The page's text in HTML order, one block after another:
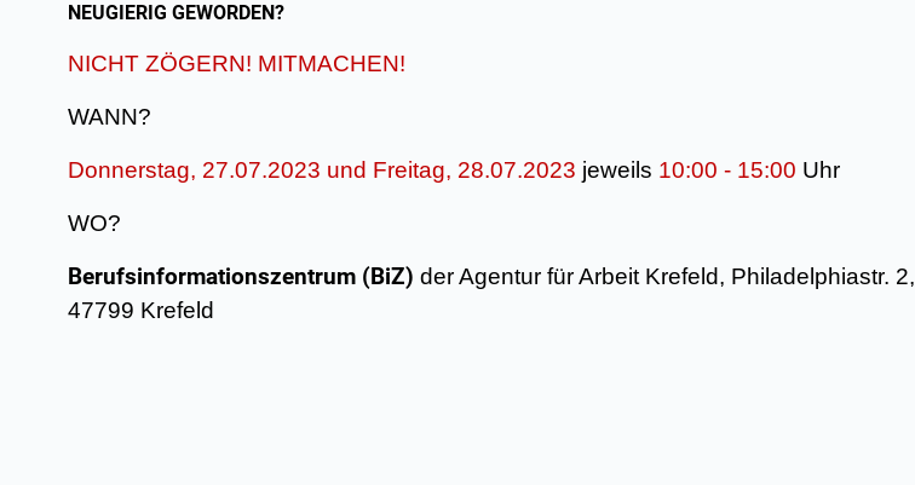
NEUGIERIG GEWORDEN?
NICHT ZÖGERN! MITMACHEN!
WANN?
Donnerstag, 27.07.2023 und Freitag, 28.07.2023 jeweils 10:00 - 15:00 Uhr
WO?
Berufsinformationszentrum (BiZ) der Agentur für Arbeit Krefeld, Philadelphiastr. 2,
47799 Krefeld